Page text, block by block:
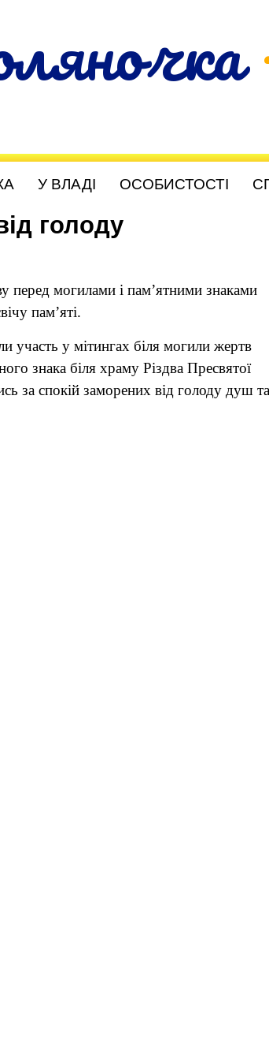
У ВЛАДІ ОСОБИСТОСТІ
голоду
перед могилами і пам’ятними знаками
пам’яті.
участь у мітингах біля могили жертв
знака біля храму Різдва Пресвятої
за спокій заморених від голоду душ та